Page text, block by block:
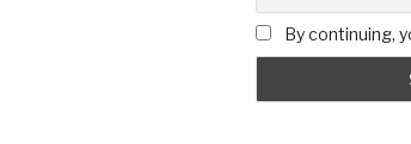
By continuing,